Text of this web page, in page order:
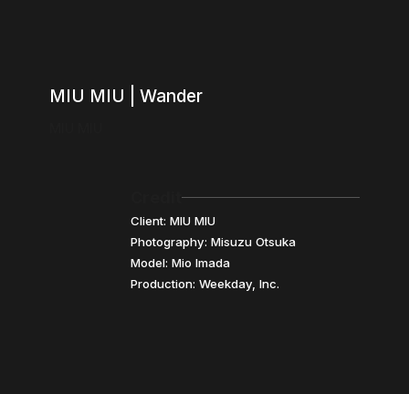
MIU MIU | Wander
Credit
Client: MIU MIU
Photography: Misuzu Otsuka
Model: Mio Imada
Production: Weekday, Inc.